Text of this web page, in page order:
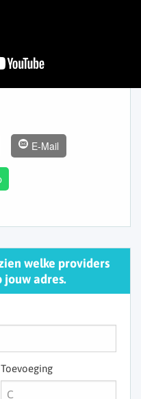
E-Mail
welke providers
adres.
Toevoeging